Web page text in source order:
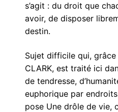
s’agit : du droit que
avoir, de disposer
destin.
Sujet difficile qui,
CLARK, est traité ici
de tendresse,
euphorique par
pose Une drôle de vie,